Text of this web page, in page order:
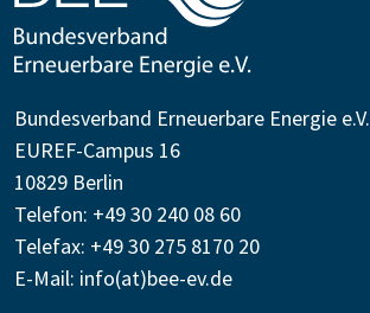
Bundesverband Erneuerbare Energie
EUREF-Campus 16
10829 Berlin
Telefon: +49 30 240 08 60
Telefax: +49 30 275 8170 20
E-Mail: info(at)bee-ev.de